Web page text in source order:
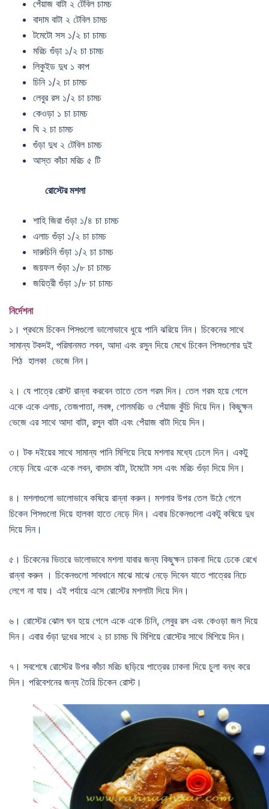
পেঁয়াজ বাটা ২ টেবিল চামচ
বাদাম বাটা ২ টেবিল চামচ
টমেটো সস ১/২ চা চামচ
মরিচ গুঁড়া ১/২ চা চামচ
লিকুইড দুধ ১ কাপ
চিনি ১/২ চা চামচ
লেবুর রস ১/২ চা চামচ
কেওড়া ১ চা চামচ
ঘি ২ চা চামচ
গুঁড়া দুধ ২ টেবিল চামচ
আস্ত কাঁচা মরিচ ৫ টি
রোস্টের মশলা
শাহি জিরা গুঁড়া ১/৪ চা চামচ
এলাচ গুঁড়া ১/২ চা চামচ
দারুচিনি গুঁড়া ১/২ চা চামচ
জয়ফল গুঁড়া ১/৮ চা চামচ
জয়িত্রী গুঁড়া ১/৮ চা চামচ
নির্দেশনা
১। প্রথমে চিকেন পিসগুলো ভালোভাবে ধুয়ে পানি ঝরিয়ে নিন। চিকেনের সাথে
সামান্য টকদই, পরিমানমত লবন, আদা এবং রসুন দিয়ে মেখে চিকেন পিসগুলোর দুই
পিঠ হালকা ভেজে নিন।
২। যে পাত্রে রোস্ট রান্না করবেন তাতে তেল গরম দিন। তেল গরম হয়ে গেলে
একে একে এলাচ, তেজপাতা, লবঙ্গ, গোলমরিচ ও পেঁয়াজ কুঁচি দিয়ে দিন। কিছুক্ষন
ভেজে এর সাথে আদা বাটা, রসুন বাটা এবং পেঁয়াজ বাটা দিয়ে দিন।
৩। টক দইয়ের সাথে সামান্য পানি মিশিয়ে নিয়ে মশলার মধ্যে ঢেলে দিন। একটু
নেড়ে নিয়ে একে একে লবন, বাদাম বাটা, টমেটো সস এবং মরিচ গুঁড়া দিয়ে দিন।
৪। মশলাগুলো ভালোভাবে কষিয়ে রান্না করুন। মশলার উপর তেল উঠে গেলে
চিকেন পিসগুলো দিয়ে হালকা হাতে নেড়ে দিন। এবার চিকেনগুলো একটু কষিয়ে দুধ
দিয়ে দিন।
৫। চিকেনের ভিতরে ভালোভাবে মশলা যাবার জন্য কিছুক্ষন ঢাকনা দিয়ে ঢেকে রেখে
রান্না করুন । চিকেনগুলো সাবধানে মাঝে মাঝে নেড়ে দিবেন যাতে পাত্রের নিচে
লেগে না যায়। এই পর্যায়ে এসে রোস্টের মশলাটা দিয়ে দিন।
৬। রোস্টের ঝোল ঘন হয়ে গেলে একে একে চিনি, লেবুর রস এবং কেওড়া জল দিয়ে
দিন। এবার গুঁড়া দুধের সাথে ২ চা চামচ ঘি মিশিয়ে রোস্টের সাথে মিশিয়ে দিন।
৭। সবশেষে রোস্টের উপর কাঁচা মরিচ ছড়িয়ে পাত্রের ঢাকনা দিয়ে চুলা বন্ধ করে
দিন। পরিবেশনের জন্য তৈরি চিকেন রোস্ট।